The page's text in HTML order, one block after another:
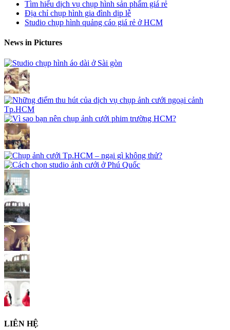
Tìm hiểu dịch vụ chụp hình sản phẩm giá rẻ
Địa chỉ chụp hình gia đình dịp lễ
Studio chụp hình quảng cáo giá rẻ ở HCM
News in Pictures
LIÊN HỆ